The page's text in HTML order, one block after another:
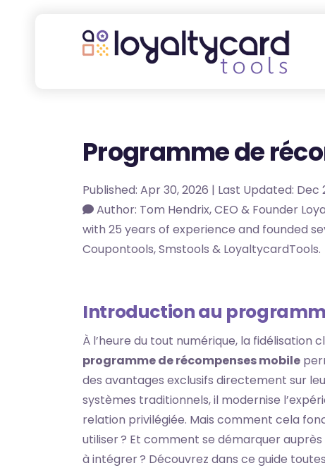
Programme de
Published: Apr 30, 2026 | Last Updated: Dec
Author: Tom Hendrix, CEO & Founder
with 25 years of experience and founded
Coupontools, Smstools & LoyaltycardTools.
Introduction au
À l’heure du tout numérique, la fidélisation
programme de récompenses mobile
des avantages exclusifs directement sur
systèmes traditionnels, il modernise
relation privilégiée. Mais comment cela
utiliser ? Et comment se démarquer
à intégrer ? Découvrez dans ce guide